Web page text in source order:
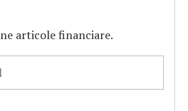
articole financiare.